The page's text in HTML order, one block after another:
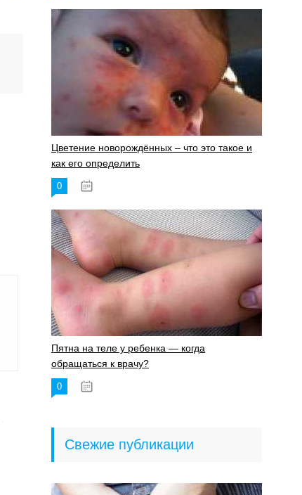
Цветение новорождённых – что это такое и
как его определить
0
Пятна на теле у ребенка — когда
обращаться к врачу?
0
Свежие публикации